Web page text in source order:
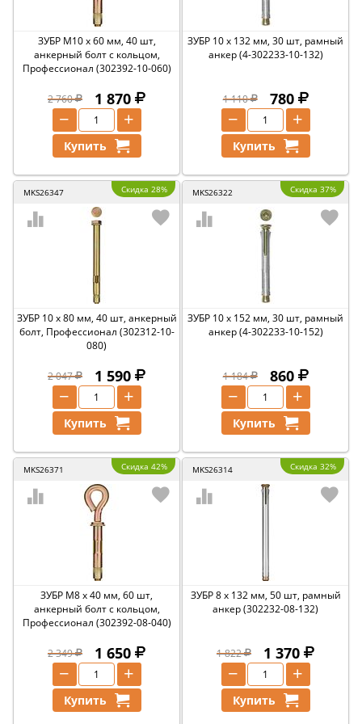
ЗУБР М10 х 60 мм, 40 шт,
анкерный болт с кольцом,
Профессионал (302392-10-060)
2 760 1 870
+
−
Купить
ЗУБР 10 х 132 мм, 30 шт, рамный
анкер (4-302233-10-132)
1 110 780
+
−
Купить
MKS26347 Скидка 28%
ЗУБР 10 х 80 мм, 40 шт, анкерный
болт, Профессионал (302312-10-
080)
2 047 1 590
+
−
Купить
MKS26322 Скидка 37%
ЗУБР 10 х 152 мм, 30 шт, рамный
анкер (4-302233-10-152)
1 184 860
+
−
Купить
MKS26371 Скидка 42%
ЗУБР М8 х 40 мм, 60 шт,
анкерный болт с кольцом,
Профессионал (302392-08-040)
2 349 1 650
+
−
Купить
MKS26314 Скидка 32%
ЗУБР 8 х 132 мм, 50 шт, рамный
анкер (302232-08-132)
1 822 1 370
+
−
Купить